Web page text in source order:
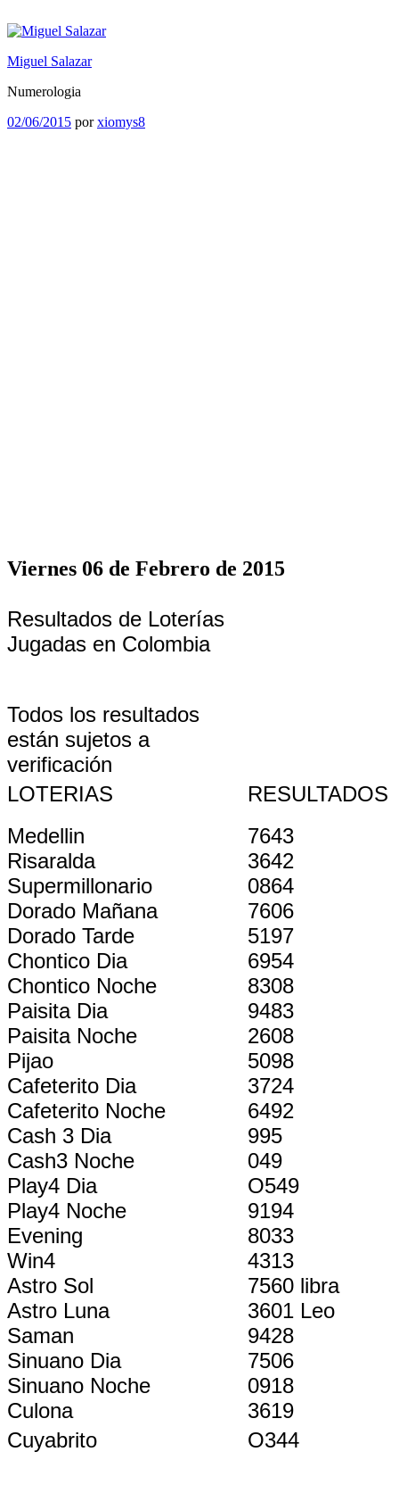
al
Miguel Salazar
Numerologia
Publicado
02/06/2015 porxiomys8
Viernes 06 de Febrero de 2015
Resultados de Loterías
Jugadas en Colombia
Todos los resultados
están sujetos a
verificación
LOTERIAS
RESULTADOS
Medellin
7643
Risaralda
3642
Supermillonario
0864
Dorado Mañana
7606
Dorado Tarde
5197
Chontico Dia
6954
Chontico Noche
8308
Paisita Dia
9483
Paisita Noche
2608
Pijao
5098
Cafeterito Dia
3724
Cafeterito Noche
6492
Cash 3 Dia
995
Cash3 Noche
049
Play4 Dia
O549
Play4 Noche
9194
Evening
8033
Win4
4313
Astro Sol
7560 libra
Astro Luna
3601 Leo
Saman
9428
Sinuano Dia
7506
Sinuano Noche
0918
Culona
3619
Cuyabrito
O344